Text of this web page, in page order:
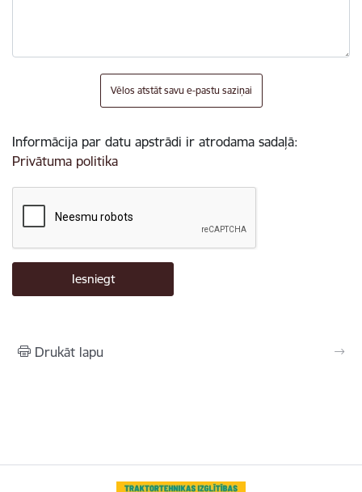
Vēlos atstāt savu e-pastu saziņai
Informācija par datu apstrādi ir atrodama sadaļā:
Privātuma politika
Drukāt lapu